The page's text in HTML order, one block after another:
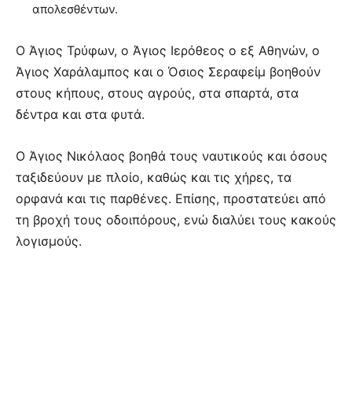
απολεσθέντων.
Ο Άγιος Τρύφων, ο Άγιος Ιερόθεος ο εξ Αθηνών, ο
Άγιος Χαράλαμπος και ο Όσιος Σεραφείμ βοηθούν
στους κήπους, στους αγρούς, στα σπαρτά, στα
δέντρα και στα φυτά.
Ο Άγιος Νικόλαος βοηθά τους ναυτικούς και όσους
ταξιδεύουν με πλοίο, καθώς και τις χήρες, τα
ορφανά και τις παρθένες. Επίσης, προστατεύει από
τη βροχή τους οδοιπόρους, ενώ διαλύει τους κακούς
λογισμούς.